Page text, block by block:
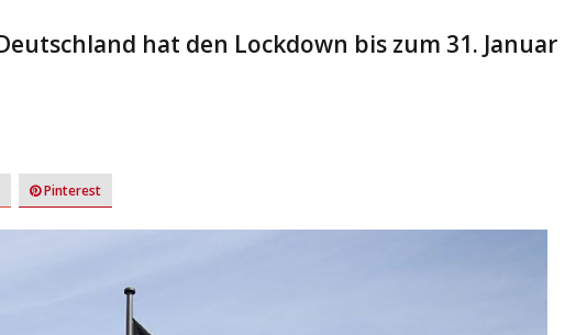
hat den Lockdown bis zum 31. Januar
Pinterest